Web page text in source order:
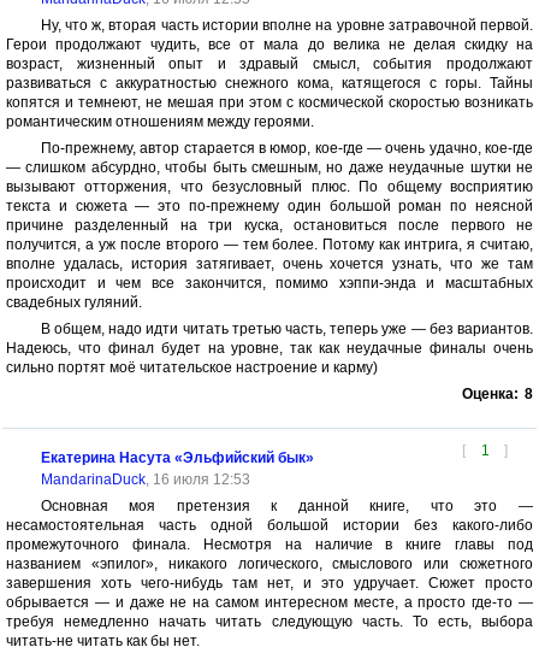
Ну, что ж, вторая часть истории вполне на уровне затравочной первой.
Герои продолжают чудить, все от мала до велика не делая скидку на
возраст, жизненный опыт и здравый смысл, события продолжают
развиваться с аккуратностью снежного кома, катящегося с горы. Тайны
копятся и темнеют, не мешая при этом с космической скоростью возникать
романтическим отношениям между героями.
По-прежнему, автор старается в юмор, кое-где — очень удачно, кое-где
— слишком абсурдно, чтобы быть смешным, но даже неудачные шутки не
вызывают отторжения, что безусловный плюс. По общему восприятию
текста и сюжета — это по-прежнему один большой роман по неясной
причине разделенный на три куска, остановиться после первого не
получится, а уж после второго — тем более. Потому как интрига, я считаю,
вполне удалась, история затягивает, очень хочется узнать, что же там
происходит и чем все закончится, помимо хэппи-энда и масштабных
свадебных гуляний.
В общем, надо идти читать третью часть, теперь уже — без вариантов.
Надеюсь, что финал будет на уровне, так как неудачные финалы очень
сильно портят моё читательское настроение и карму)
Оценка: 8
[ 1 ]
Екатерина Насута «Эльфийский бык»
MandarinaDuck, 16 июля 12:53
Основная моя претензия к данной книге, что это —
несамостоятельная часть одной большой истории без какого-либо
промежуточного финала. Несмотря на наличие в книге главы под
названием «эпилог», никакого логического, смыслового или сюжетного
завершения хоть чего-нибудь там нет, и это удручает. Сюжет просто
обрывается — и даже не на самом интересном месте, а просто где-то —
требуя немедленно начать читать следующую часть. То есть, выбора
читать-не читать как бы нет.